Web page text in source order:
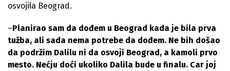
osvojila Beograd.
–Planirao sam da dođem u Beograd kada je bila prva
tužba, ali sada nema potrebe da dođem. Ne bih došao
da podržim Dalilu ni da osvoji Beograd, a kamoli prvo
mesto. Nećju doći ukoliko Dalila bude u finalu. Car joj